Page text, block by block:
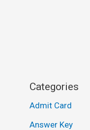
Categories
Admit Card
Answer Key